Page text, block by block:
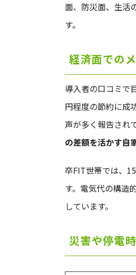
面、防災面、生活
す。
経済面での
導入者の口コミで
円程度の節約に成
声が多く報告され
の差額を活かす自
卒FIT世帯では、
す。電気代の構造
しています。
災害や停電